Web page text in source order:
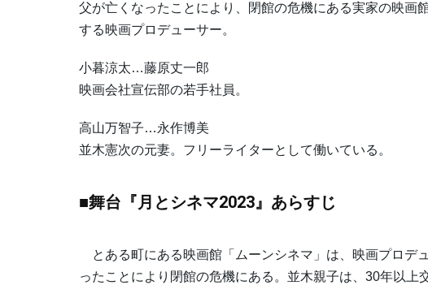
父が亡くなったことにより、閉館の危機にある実家の映画
する映画プロデューサー。
小暮涼太…藤原丈一郎
映画会社宣伝部の若手社員。
高山万智子…永作博美
並木憲次の元妻。フリーライターとして働いている。
■舞台『月とシネマ2023』あらすじ
とある町にある映画館「ムーンシネマ」は、映画プロデ
ったことにより閉館の危機にある。並木親子は、30年以上